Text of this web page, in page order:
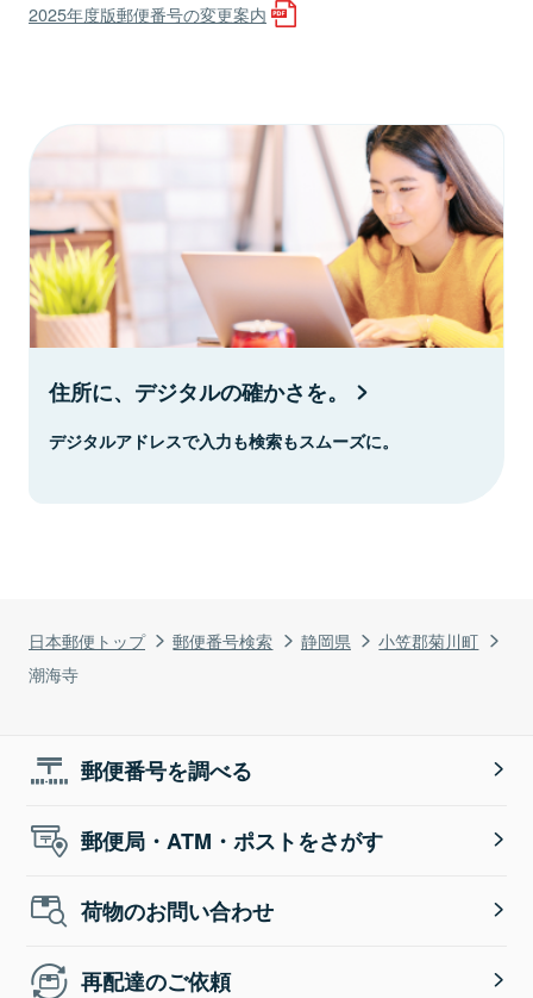
日本郵便トップ 郵便番号検索 静岡県
小笠郡菊川町
潮海寺
2025年度版郵便番号の変更案内
住所に、デジタルの確かさを。
デジタルアドレスで入力も検索もスムーズに。
郵便番号を調べる
郵便局・ATM・ポストをさがす
荷物のお問い合わせ
再配達のご依頼